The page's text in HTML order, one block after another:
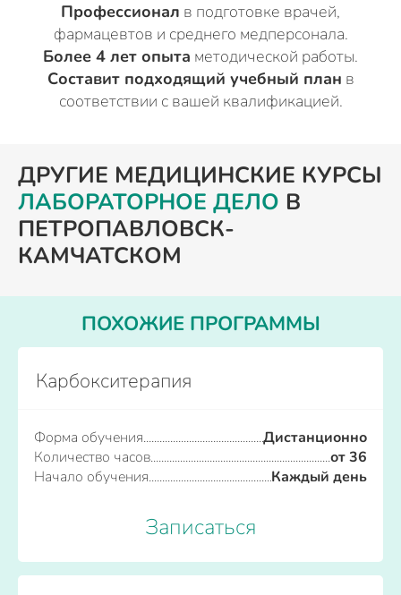
Профессионал в подготовке врачей,
фармацевтов и среднего медперсонала.
Более 4 лет опыта методической работы.
Составит подходящий учебный план в
соответствии с вашей квалификацией.
ДРУГИЕ МЕДИЦИНСКИЕ КУРСЫ
ЛАБОРАТОРНОЕ ДЕЛО В
ПЕТРОПАВЛОВСК-
КАМЧАТСКОМ
ПОХОЖИЕ ПРОГРАММЫ
Карбокситерапия
Форма обучения
Дистанционно
Количество часов
от 36
Начало обучения
Каждый день
Записаться